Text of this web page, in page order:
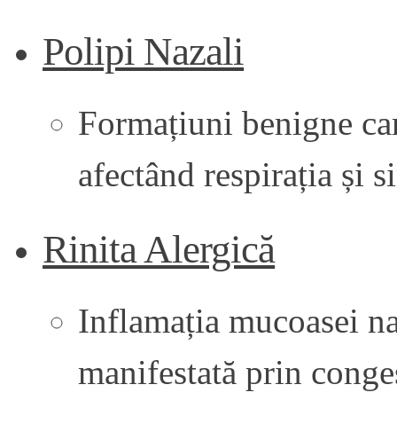
Polipi Nazali
Formațiuni benigne
afectând respirația și
Rinita Alergică
Inflamația mucoasei
manifestată prin